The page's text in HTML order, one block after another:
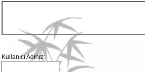
Kullanıcı Adınız: